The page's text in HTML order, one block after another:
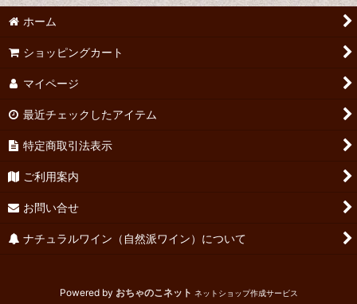
並び順:
ホーム
ショッピングカート
マイページ
最近チェックしたアイテム
特定商取引法表示
ご利用案内
お問い合せ
ナチュラルワイン（自然派ワイン）について
Powered by おちゃのこネット ネットショップ作成サービス